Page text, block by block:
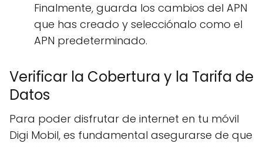
Finalmente, guarda los cambios del APN
que has creado y selecciónalo como el
APN predeterminado.
Verificar la Cobertura y la Tarifa de
Datos
Para poder disfrutar de internet en tu móvil
Digi Mobil, es fundamental asegurarse de que